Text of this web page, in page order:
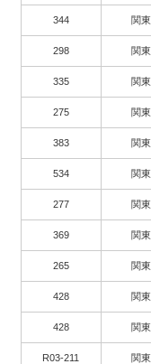
344 関東
298 関東
335 関東
275 関東
383 関東
534 関東
277 関東
369 関東
265 関東
428 関東
428 関東
R03-211 関東